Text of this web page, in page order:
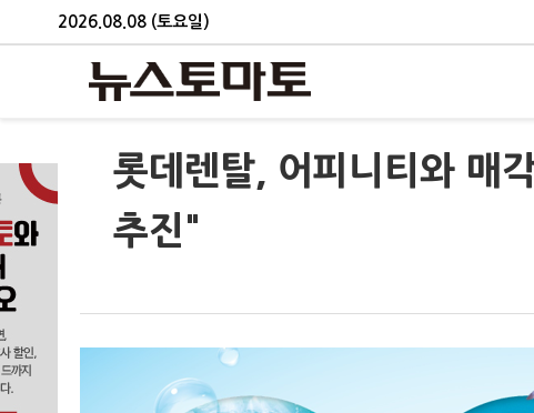
2026.08.08 (토요일)
롯데렌탈, 어피니티와 매
추진"